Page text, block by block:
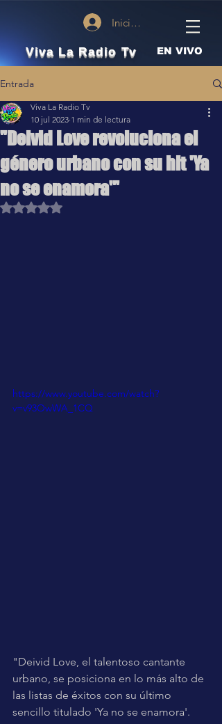
Iniciar sesión
Viva La Radio Tv EN VIVO
Entrada
"Deivid Love revoluciona el
género urbano con su hit 'Ya
no se enamora'"
Viva La Radio Tv
10 jul 2023 1 min de lectura
Obtuvo NaN de 5 estrellas.
https://www.youtube.com/watch?
v=v93OwWA_1CQ
"Deivid Love, el talentoso cantante
urbano, se posiciona en lo más alto de
las listas de éxitos con su último
sencillo titulado 'Ya no se enamora'.